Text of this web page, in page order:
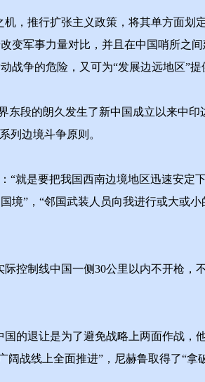
推行扩张主义政策，将其单方面划
变军事力量对比，并且在中国哨所之
争的危险，又可为“发展边远地区”提
段的朗久发生了新中国成立以来中印
列边境斗争原则。
是要把我国西南边境地区迅速安定
”，“邻国武装人员向我进行或大或
制线中国一侧30公里以内不开枪，
退让是为了避免战略上两面作战，
战线上全面推进”，尼赫鲁取得了“拿